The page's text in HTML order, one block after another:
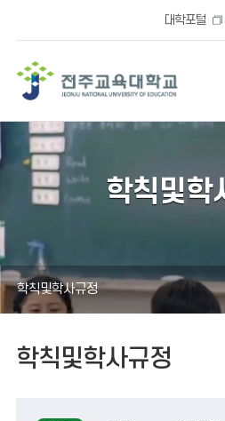
대학포털
학칙및학
학칙및학사규정
학칙및학사규정